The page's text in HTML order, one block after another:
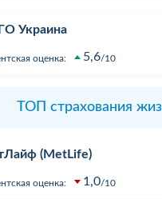
Украина
оценка: 5,6 10
ТОП страхования
(MetLife)
оценка: 1,0 10